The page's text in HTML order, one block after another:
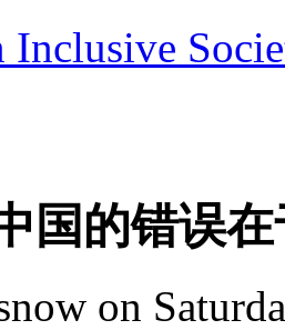
Inclusive
国的错误
on